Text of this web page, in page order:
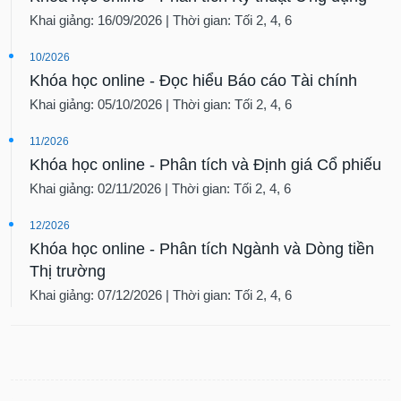
Khai giảng: 16/09/2026 | Thời gian: Tối 2, 4, 6
10/2026
Khóa học online - Đọc hiểu Báo cáo Tài chính
Khai giảng: 05/10/2026 | Thời gian: Tối 2, 4, 6
11/2026
Khóa học online - Phân tích và Định giá Cổ phiếu
Khai giảng: 02/11/2026 | Thời gian: Tối 2, 4, 6
12/2026
Khóa học online - Phân tích Ngành và Dòng tiền
Thị trường
Khai giảng: 07/12/2026 | Thời gian: Tối 2, 4, 6